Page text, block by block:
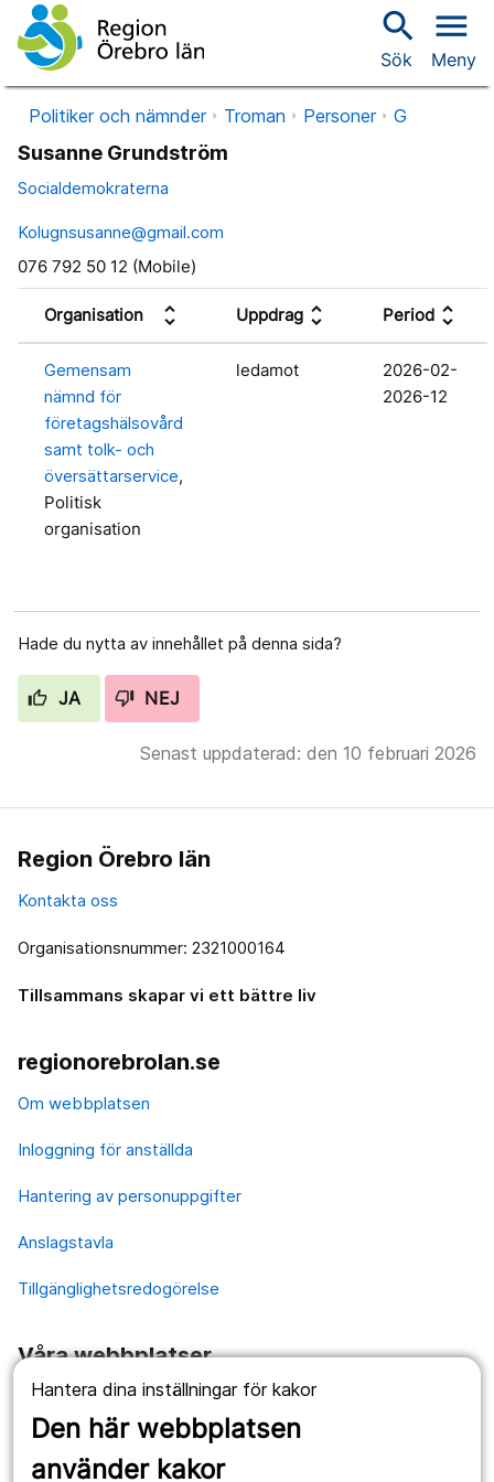
Hantera dina inställningar för kakor
Den här webbplatsen
använder kakor
search
Sök
menu
Meny
Politiker och nämnder Troman Personer G
Susanne Grundström
Socialdemokraterna
Kolugnsusanne@gmail.com
076 792 50 12 (Mobile)
Organisation unfold_more Uppdrag unfold_more Period unfold_more
Gemensam
nämnd för
företagshälsovård
samt tolk- och
översättarservice,
Politisk
organisation
ledamot
2026-02-
2026-12
Hade du nytta av innehållet på denna sida?
JA NEJ
Senast uppdaterad: den 10 februari 2026
Region Örebro län
Kontakta oss
Organisationsnummer: 2321000164
Tillsammans skapar vi ett bättre liv
regionorebrolan.se
Om webbplatsen
Inloggning för anställda
Hantering av personuppgifter
Anslagstavla
Tillgänglighetsredogörelse
Våra webbplatser
1177.se
Länstrafiken